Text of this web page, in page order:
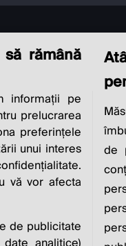
TO
rămână
informații pe
prelucrarea
preferințele
unui interes
vă vor afecta
de publicitate
de